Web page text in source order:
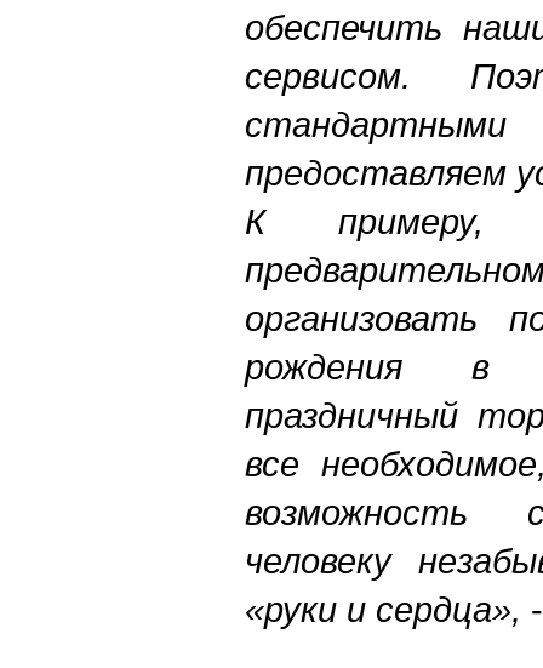
обеспечить
сервисом.
предоставляем
К
организовать
рождения в
праздничный
все
возможность
человеку
«руки и сердца»,